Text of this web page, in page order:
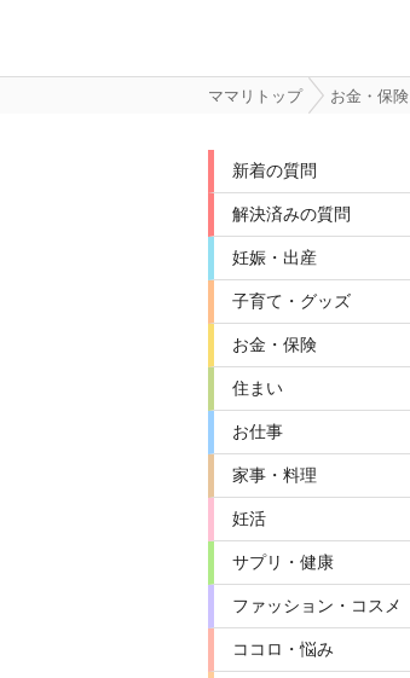
ママリトップ お金・保険
新着の質問
解決済みの質問
妊娠・出産
子育て・グッズ
お金・保険
住まい
お仕事
家事・料理
妊活
サプリ・健康
ファッション・コスメ
ココロ・悩み